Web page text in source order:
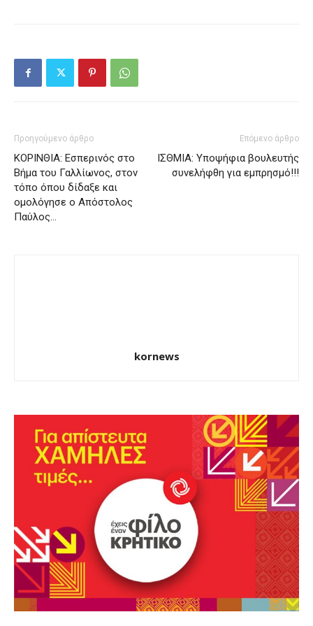
Προηγούμενο άρθρο
ΚΟΡΙΝΘΙΑ: Εσπερινός στο
Βήμα του Γαλλίωνος, στον
τόπο όπου δίδαξε και
ομολόγησε ο Απόστολος
Παύλος…
Επόμενο άρθρο
ΙΣΘΜΙΑ: Υποψήφια βουλευτής
συνελήφθη για εμπρησμό!!!
kornews